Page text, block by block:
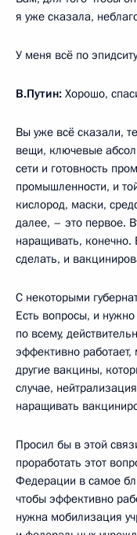
я уже сказала,
У меня всё по
В.Путин: Хорошо,
Вы уже всё сказали,
вещи, ключевые
сети и готовность
промышленности, и
кислород, маски,
далее, – это первое.
наращивать,
сделать, и
С некоторыми
Есть вопросы, и
по всему,
эффективно
другие вакцины,
случае,
наращивать
Просил бы в этой
проработать этот
Федерации в самое
чтобы эффективно
нужна мобилизация